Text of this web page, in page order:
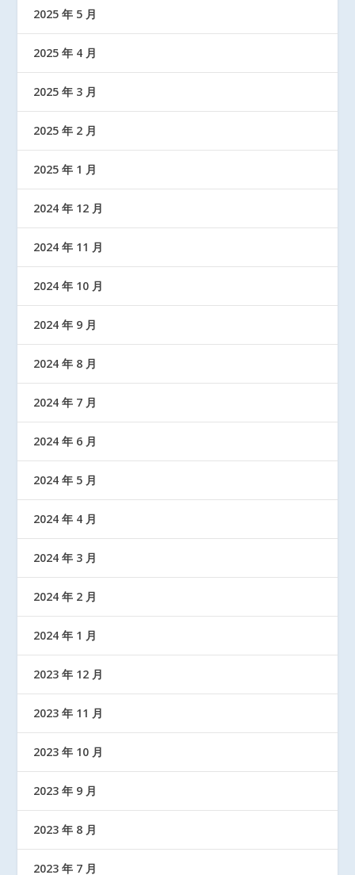
2025 年 5 月
2025 年 4 月
2025 年 3 月
2025 年 2 月
2025 年 1 月
2024 年 12 月
2024 年 11 月
2024 年 10 月
2024 年 9 月
2024 年 8 月
2024 年 7 月
2024 年 6 月
2024 年 5 月
2024 年 4 月
2024 年 3 月
2024 年 2 月
2024 年 1 月
2023 年 12 月
2023 年 11 月
2023 年 10 月
2023 年 9 月
2023 年 8 月
2023 年 7 月